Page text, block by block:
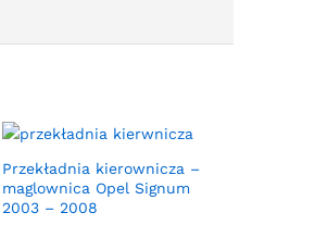
Przekładnia kierownicza –
maglownica Opel Signum
2003 – 2008